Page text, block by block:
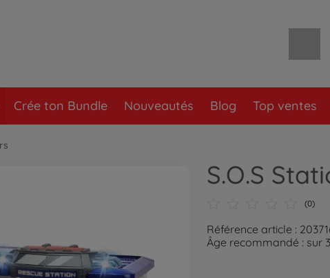
Crée ton Bundle Nouveautés Blog Top ventes
S.O.S
(0)
Référence article :
Âge recommandé : sur